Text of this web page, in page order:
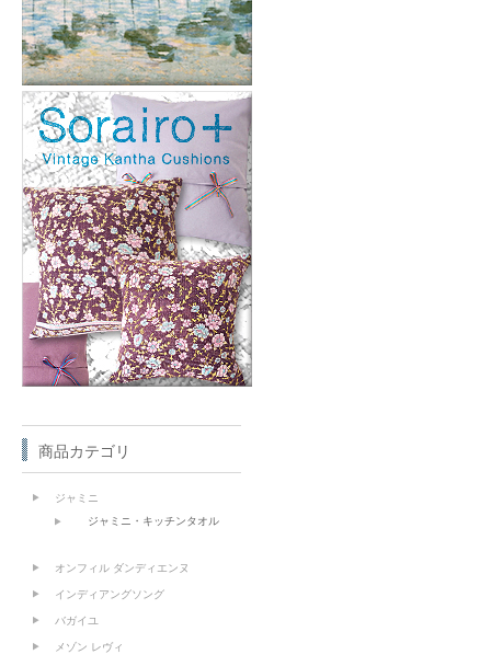
商品カテゴリ
ジャミニ
ジャミニ・キッチンタオル
オンフィル ダンディエンヌ
インディアングソング
バガイユ
メゾン レヴィ